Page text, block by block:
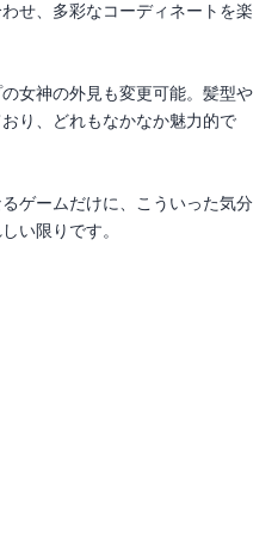
せ、多彩なコーディネートを楽
女神の外見も変更可能。髪型や
り、どれもなかなか魅力的で
ゲームだけに、こういった気分
い限りです。